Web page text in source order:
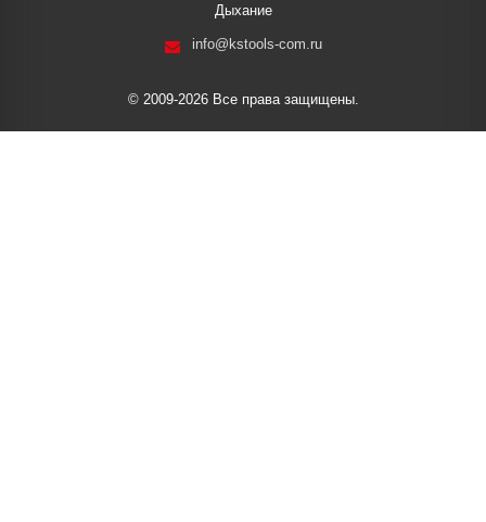
Дыхание
info@kstools-com.ru
© 2009-2026 Все права защищены.